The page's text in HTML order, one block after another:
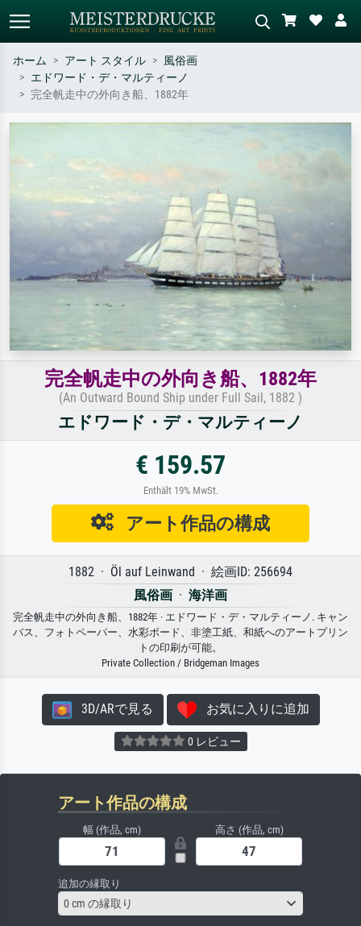
標準検索
油絵、木のそばの立ち姿のヌー
ホーム アート スタイル
風俗画
エドワード・デ・マルティーノ
完全帆走中の外向き船、1882年
完全帆走中の外向き船、1882年
(An Outward Bound Ship under Full Sail, 1882 )
エドワード・デ・マルティーノ
€ 159.57
Enthält 19% MwSt.
アート作品の構成
1882 · Öl auf Leinwand · 絵画ID: 256694
風俗画 · 海洋画
完全帆走中の外向き船、1882年 · エドワード・デ・マルティーノ. キャン
バス、フォトペーパー、水彩ボード、非塗工紙、和紙へのアートプリン
トの印刷が可能。
Private Collection / Bridgeman Images
3D/ARで見る お気に入りに追加
0 レビュー
アート作品の構成
幅 (作品, cm) 高さ (作品, cm)
追加の縁取り
0 cm の縁取り